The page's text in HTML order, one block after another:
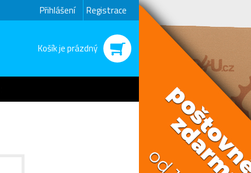
Přihlášení Registrace
Košík je prázdný